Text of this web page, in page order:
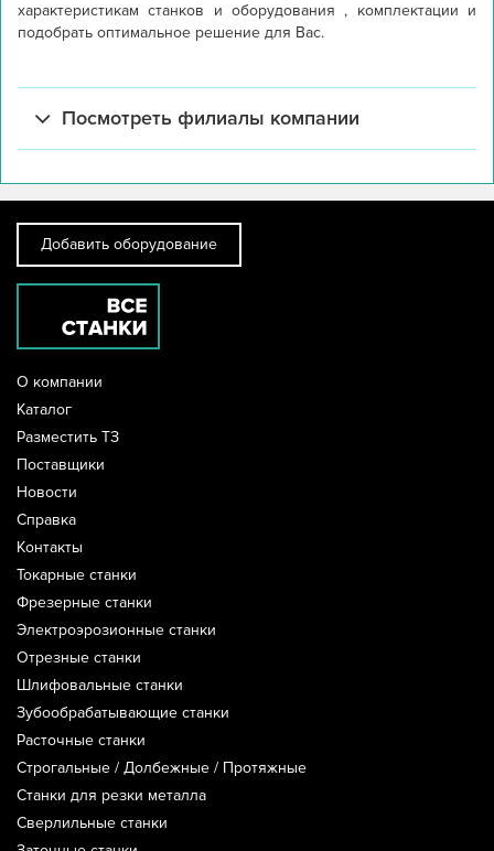
характеристикам станков и оборудования , комплектации и
подобрать оптимальное решение для Вас.
Посмотреть филиалы компании
Добавить оборудование
О компании
Каталог
Разместить ТЗ
Поставщики
Новости
Справка
Контакты
Токарные станки
Фрезерные станки
Электроэрозионные станки
Отрезные станки
Шлифовальные станки
Зубообрабатывающие станки
Расточные станки
Строгальные / Долбежные / Протяжные
Станки для резки металла
Сверлильные станки